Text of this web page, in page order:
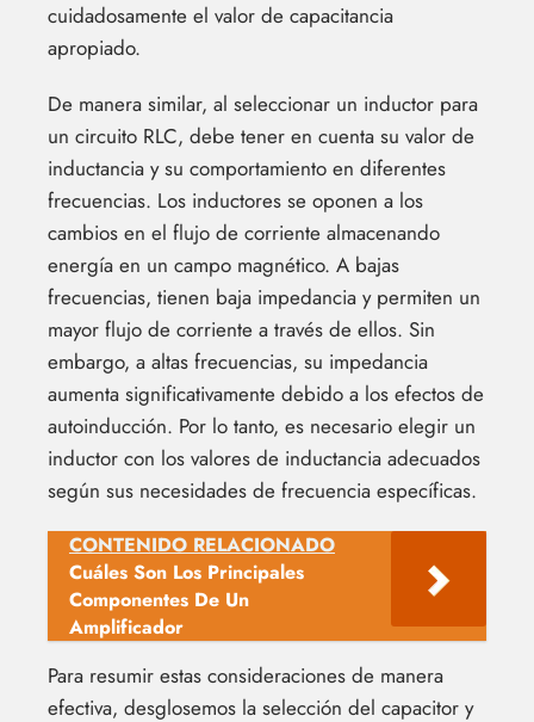
cuidadosamente el valor de capacitancia
apropiado.
De manera similar, al seleccionar un inductor para
un circuito RLC, debe tener en cuenta su valor de
inductancia y su comportamiento en diferentes
frecuencias. Los inductores se oponen a los
cambios en el flujo de corriente almacenando
energía en un campo magnético. A bajas
frecuencias, tienen baja impedancia y permiten un
mayor flujo de corriente a través de ellos. Sin
embargo, a altas frecuencias, su impedancia
aumenta significativamente debido a los efectos de
autoinducción. Por lo tanto, es necesario elegir un
inductor con los valores de inductancia adecuados
según sus necesidades de frecuencia específicas.
CONTENIDO RELACIONADO
Cuáles Son Los Principales
Componentes De Un
Amplificador
Para resumir estas consideraciones de manera
efectiva, desglosemos la selección del capacitor y